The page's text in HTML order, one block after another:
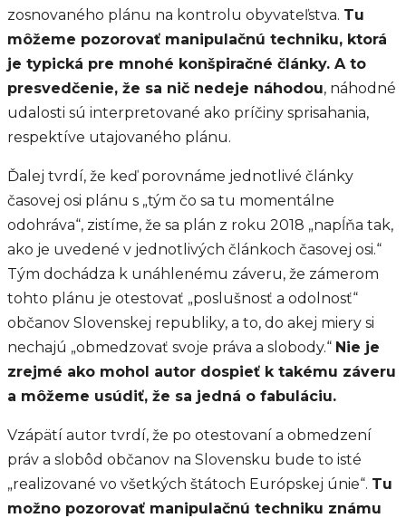
zosnovaného plánu na kontrolu obyvateľstva. Tu
môžeme pozorovať manipulačnú techniku, ktorá
je typická pre mnohé konšpiračné články. A to
presvedčenie, že sa nič nedeje náhodou, náhodné
udalosti sú interpretované ako príčiny sprisahania,
respektíve utajovaného plánu.
Ďalej tvrdí, že keď porovnáme jednotlivé články
časovej osi plánu s „tým čo sa tu momentálne
odohráva“, zistíme, že sa plán z roku 2018 „napĺňa tak,
ako je uvedené v jednotlivých článkoch časovej osi.“
Tým dochádza k unáhlenému záveru, že zámerom
tohto plánu je otestovať „poslušnosť a odolnosť“
občanov Slovenskej republiky, a to, do akej miery si
nechajú „obmedzovať svoje práva a slobody.“ Nie je
zrejmé ako mohol autor dospieť k takému záveru
a môžeme usúdiť, že sa jedná o fabuláciu.
Vzápätí autor tvrdí, že po otestovaní a obmedzení
práv a slobôd občanov na Slovensku bude to isté
„realizované vo všetkých štátoch Európskej únie“. Tu
možno pozorovať manipulačnú techniku známu